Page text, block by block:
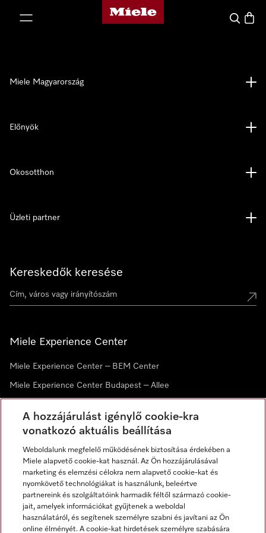
Miele honlapja
Kereses
Kereskedők keresése
Miele Experience Center
Miele Experience Center – BEM Center
Miele Experience Center Budapest – Allee
Hírlevél
Miele Magyarország
Előnyök
Okosotthon
Üzleti partner
A hozzájárulást igénylő cookie-kra
vonatkozó aktuális beállítása
Weboldalunk megfelelő működésének biztosítása érdekében a
Miele alapvető cookie-kat használ. Az Ön hozzájárulásával
marketing és elemzési célokra nem alapvető cookie-kat és
nyomkövető technológiákat is használunk, beleértve
partnereink és szolgáltatóink harmadik féltől származó cookie-
jait, amelyek információkat gyűjtenek a weboldal
használatáról, és segítenek személyre szabni és javítani az Ön
online élményét. A cookie-kat hirdetések személyre szabására